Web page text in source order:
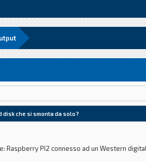
che si smonta da solo?
Raspberry PI2 connesso ad un Western